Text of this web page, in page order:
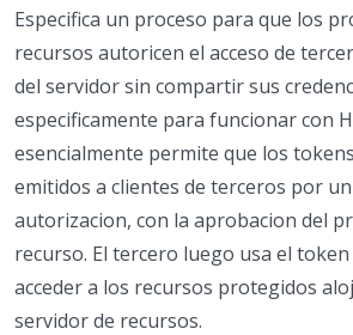
Especifica un proceso para que los
recursos autoricen el acceso de
del servidor sin compartir sus
especificamente para funcionar con
esencialmente permite que los
emitidos a clientes de terceros por
autorizacion, con la aprobacion del
recurso. El tercero luego usa el token
acceder a los recursos protegidos
servidor de recursos.